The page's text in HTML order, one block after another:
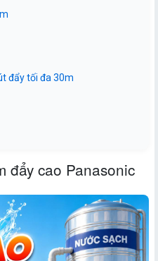
đẩy tối đa 30m
đẩy cao Panasonic